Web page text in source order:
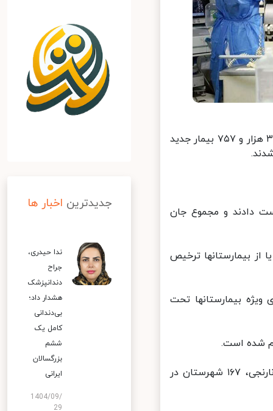
از دیروز تا امروز ۱۹ بهمن ماه ۱۴۰۰ و بر اساس معیارهای قطعی تشخیصی، ۳۸ هزار و ۷۵۷ بیمار جدید
جان خود را از دست دادند و مجموع جان
بهبود یافته و یا از بیمارستانها ترخیص
های مراقبت های ویژه بیمارستانها تحت
در حال حاضر ۱۲۰ شهرستان در وضعیت قرمز، ۱۵۳ شهرستان در وضعیت نارنجی، ۱۶۷ شهرستان در
جدیدترین اخبار ها
ندا حیدری،
جراح
دندانپزشک
هشدار داد؛
بی‌دندانی
کامل یک
ششم
بزرگسالان
ایرانی
1404/09/
29